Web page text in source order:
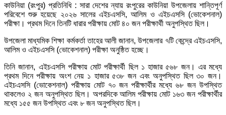
কাউনিয়া (রংপুর) প্রতিনিধি : সারা দেশের ন্যায় রংপুরের কাউনিয়া উপজেলায় শান্তিপূর্ণ
পরিবেশে শুরু হয়েছে ২০২৬ সালের এইচএসসি, আলিম ও এইচএসসি (ভোকেশনাল)
পরীক্ষা। প্রথম দিনে তিনটি ধারার পরীক্ষায় মোট ৪০ জন পরীক্ষার্থী অনুপস্থিত ছিল।
উপজেলা মাধ্যমিক শিক্ষা কর্মকর্তা তাহের আলী জানান, উপজেলার ৭টি কেন্দ্রে এইচএসসি,
আলিম ও এইচএসসি (ভোকেশনাল) পরীক্ষা অনুষ্ঠিত হচ্ছে।
তিনি জানান, এইচএসসি পরীক্ষায় মোট পরীক্ষার্থী ছিল ১ হাজার ৫৬৮ জন। এর মধ্যে
প্রথম দিনে পরীক্ষায় অংশ নেয় ১ হাজার ৫৩৮ জন এবং অনুপস্থিত ছিল ৩০ জন।
এইচএসসি (ভোকেশনাল) পরীক্ষায় মোট ৭০ জন পরীক্ষার্থীর মধ্যে ৬৮ জন উপস্থিত
থাকলেও ২ জন অনুপস্থিত ছিল। অপরদিকে আলিম পরীক্ষায় মোট ১৬৩ জন পরীক্ষার্থীর
মধ্যে ১৫৫ জন উপস্থিত এবং ৮ জন অনুপস্থিত ছিল।